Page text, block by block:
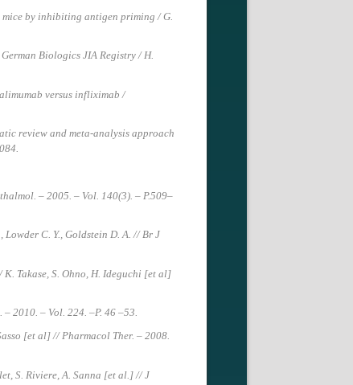
by inhibiting antigen priming / G.
Biologics JIA Registry / H.
versus infliximab /
review and meta-analysis approach
– 2005. – Vol. 140(3). – P.509–
C. Y., Goldstein D. A. // Br J
Takase, S. Ohno, H. Ideguchi [et al]
2010. – Vol. 224. –P. 46 –53.
[et al] // Pharmacol Ther. – 2008.
S. Riviere, A. Sanna [et al.] // J